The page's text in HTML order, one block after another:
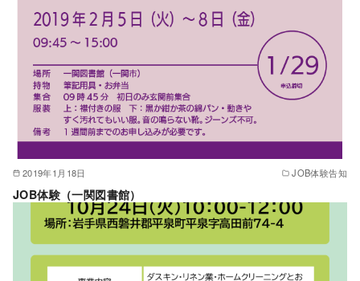
2019年1月18日 JOB体験告知
JOB体験（一関図書館）